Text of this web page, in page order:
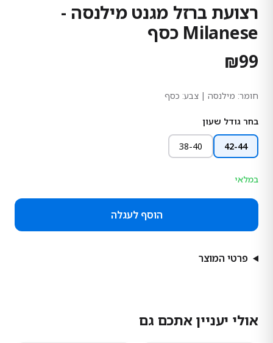
רצועת ברזל מגנט מילנסה -
Milanese כסף
₪99
חומר: מילנסה | צבע: כסף
בחר גודל שעון
42-44
38-40
במלאי
הוסף לעגלה
פרטי המוצר
אולי יעניין אתכם גם